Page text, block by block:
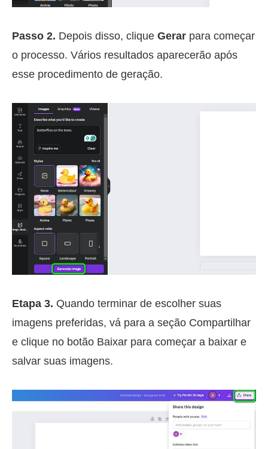
Passo 2. Depois disso, clique Gerar para começar
o processo. Vários resultados aparecerão após
esse procedimento de geração.
Etapa 3. Quando terminar de escolher suas
imagens preferidas, vá para a seção Compartilhar
e clique no botão Baixar para começar a baixar e
salvar suas imagens.